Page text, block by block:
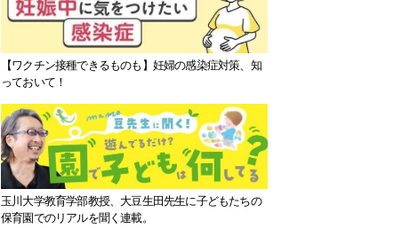
【ワクチン接種できるものも】妊婦の感染症対策、知
っておいて！
玉川大学教育学部教授、大豆生田先生に子どもたちの
保育園でのリアルを聞く連載。